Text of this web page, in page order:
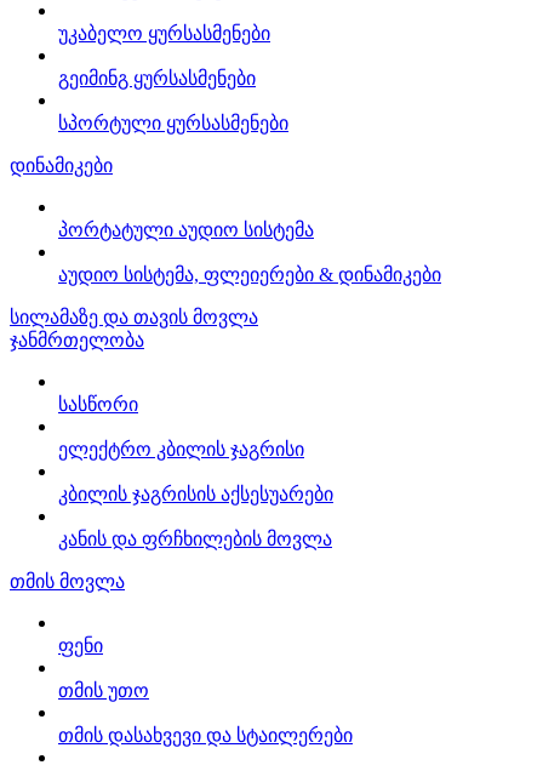
უკაბელო ყურსასმენები
გეიმინგ ყურსასმენები
სპორტული ყურსასმენები
დინამიკები
პორტატული აუდიო სისტემა
აუდიო სისტემა, ფლეიერები & დინამიკები
სილამაზე და თავის მოვლა
ჯანმრთელობა
სასწორი
ელექტრო კბილის ჯაგრისი
კბილის ჯაგრისის აქსესუარები
კანის და ფრჩხილების მოვლა
თმის მოვლა
ფენი
თმის უთო
თმის დასახვევი და სტაილერები